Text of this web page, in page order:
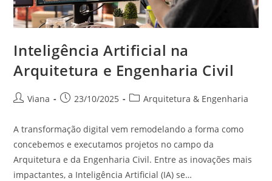
Inteligência Artificial na
Arquitetura e Engenharia Civil
Viana 23/10/2025 Arquitetura & Engenharia
A transformação digital vem remodelando a forma como
concebemos e executamos projetos no campo da
Arquitetura e da Engenharia Civil. Entre as inovações mais
impactantes, a Inteligência Artificial (IA) se…